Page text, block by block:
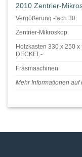
2010 Zentrier-
Vergößerung -fach 30
Zentrier-Mikroskop
Holzkasten 330 x 250
DECKEL-
Fräsmaschinen
Mehr Informationen auf